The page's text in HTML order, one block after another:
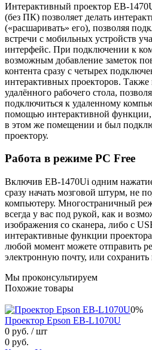
Интерактивный проектор EB-
(без ПК) позволяет делать
(«расшаривать» его), позволяя
встречи с мобильных устройств
интерфейс. При подключении к
возможным добавление заметок
контента сразу с четырех
интерактивных проекторов. Также
удалённого рабочего стола,
подключиться к удаленному
помощью интерактивной функции,
в этом же помещении и был
проектору.
Работа в режиме PC Free
Включив EB-1470Ui одним
сразу начать мозговой штурм, не
компьютеру. Многостраничный
всегда у вас под рукой, как и
изображения со сканера, либо с
интерактивные функции
любой момент можете отправить
электронную почту, или сохранить
Мы проконсультируем
Похожие товары
0%
Проектор Epson EB-L1070U
0 руб. / шт
0 руб.